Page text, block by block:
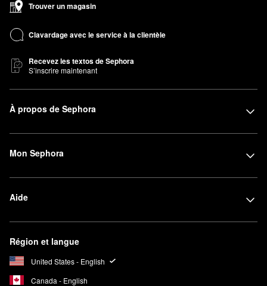
Trouver un magasin
Clavardage avec le service à la clientèle
Recevez les textos de Sephora
S’inscrire maintenant
À propos de Sephora
Mon Sephora
Aide
Région et langue
United States - English
Canada - English